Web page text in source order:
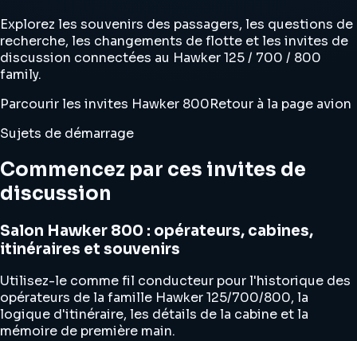
Explorez les souvenirs des passagers, les questions de
recherche, les changements de flotte et les invites de
discussion connectées au Hawker 125 / 700 / 800
family.
Parcourir les invites Hawker 800Retour à la page avion
Sujets de démarrage
Commencez par ces invites de
discussion
Salon Hawker 800 : opérateurs, cabines,
itinéraires et souvenirs
Utilisez-le comme fil conducteur pour l'historique des
opérateurs de la famille Hawker 125/700/800, la
logique d'itinéraire, les détails de la cabine et la
mémoire de première main.